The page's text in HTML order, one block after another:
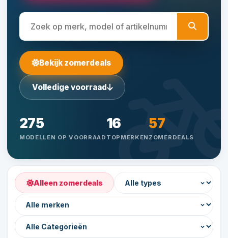
Bekijk zomerdeals
Volledige voorraad
275
MODELLEN OP VOORRAAD
16
TOPMERKEN
57
ZOMERDEALS
Alleen zomerdeals